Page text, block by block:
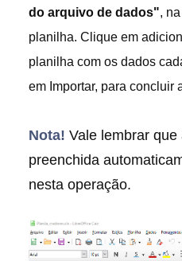
do arquivo de dados",
planilha. Clique em
planilha com os dados
em Importar, para concluir
Nota! Vale lembrar
preenchida
nesta operação.